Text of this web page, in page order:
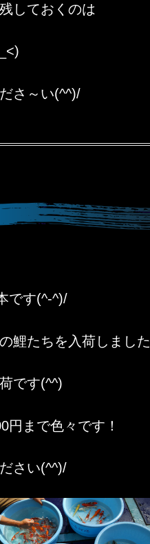
しておくのは
さ～い(^^)/
です(^-^)/
鯉たちを入荷しまし
です(^^)
円まで色々です！
さい(^^)/